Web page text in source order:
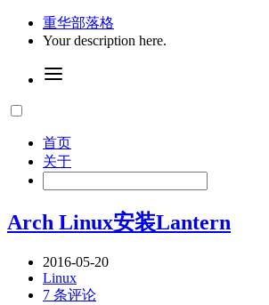
重华部落格
Your description here.
首页
关于
Arch Linux安装Lantern
2016-05-20
Linux
7 条评论